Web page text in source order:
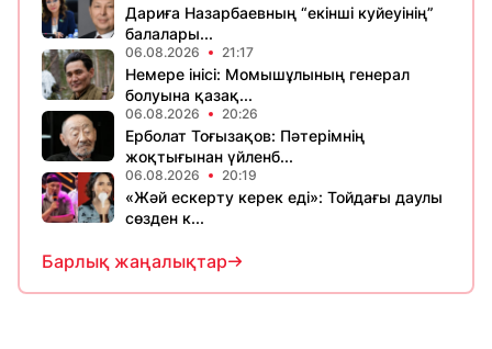
Дариға Назарбаевның “екінші куйеуінің”
балалары...
06.08.2026 21:17
Немере інісі: Момышұлының генерал
болуына қазақ...
06.08.2026 20:26
Ерболат Тоғызақов: Пәтерімнің
жоқтығынан үйленб...
06.08.2026 20:19
«Жәй ескерту керек еді»: Тойдағы даулы
сөзден к...
Барлық жаңалықтар